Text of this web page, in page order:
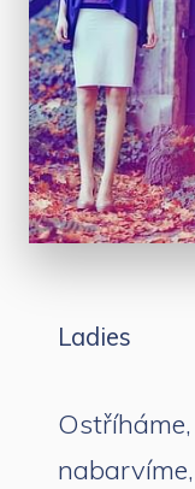
Ladies